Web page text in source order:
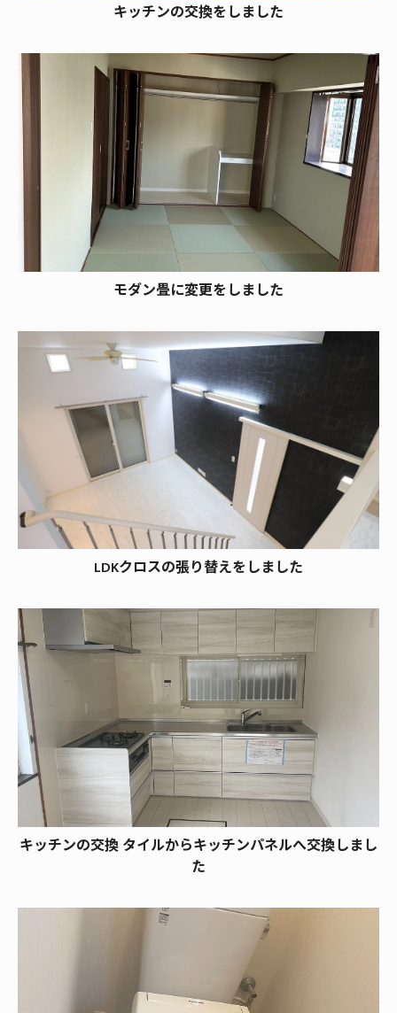
キッチンの交換をしました
モダン畳に変更をしました
LDKクロスの張り替えをしました
キッチンの交換 タイルからキッチンパネルへ交換しまし
た